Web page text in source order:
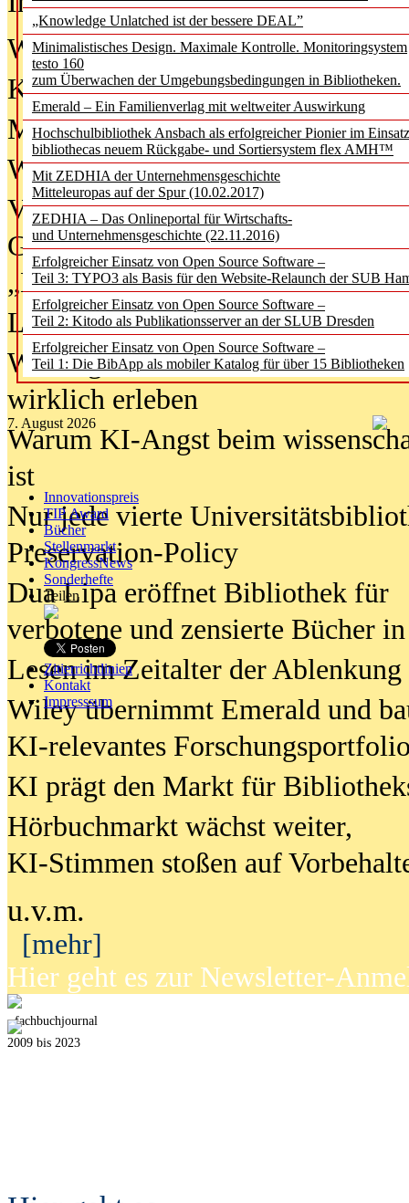
„Knowledge Unlatched ist der bessere DEAL”
Minimalistisches Design. Maximale Kontrolle. Monitoringsystem
testo 160
zum Überwachen der Umgebungsbedingungen in Bibliotheken.
Emerald – Ein Familienverlag mit weltweiter Auswirkung
Hochschulbibliothek Ansbach als erfolgreicher Pionier im
bibliothecas neuem Rückgabe- und Sortiersystem flex AMH™
Mit ZEDHIA der Unternehmensgeschichte
Mitteleuropas auf der Spur (10.02.2017)
ZEDHIA – Das Onlineportal für Wirtschafts-
und Unternehmensgeschichte (22.11.2016)
Erfolgreicher Einsatz von Open Source Software –
Teil 3: TYPO3 als Basis für den Website-Relaunch der SUB
Erfolgreicher Einsatz von Open Source Software –
Teil 2: Kitodo als Publikationsserver an der SLUB Dresden
Erfolgreicher Einsatz von Open Source Software –
Teil 1: Die BibApp als mobiler Katalog für über 15 Bibliotheken
7. August 2026
Innovationspreis
TIP Award
Bücher
Stellenmarkt
KongressNews
Sonderhefte
Teilen
Zitierrichtlinien
Kontakt
Impresssum
Was Hochschul­bibliotheken von
Kinder in der digitalen Welt
Metadaten als Infrastruktur
Wenn Bots katalogisieren
Von Abschlusskleidern bis
Geisterjagd-Ausrüstung in der
„Library of Things“ unterwegs
Lesen als Infrastrukturaufgabe
Wie Jugendliche Social Media
wirklich erleben
Warum KI-Angst beim
ist
Nur jede vierte
Preservation-Policy
Dua Lipa eröffnet Bibliothek für
verbotene und zensierte Bücher
Lesen im Zeitalter der Ablenkung
Wiley übernimmt Emerald und
KI-relevantes
KI prägt den Markt für
Hörbuchmarkt wächst weiter,
KI-Stimmen stoßen auf
u.v.m.
[mehr]
Hier geht es zur Newsletter-
fachbuchjournal
2009 bis 2023